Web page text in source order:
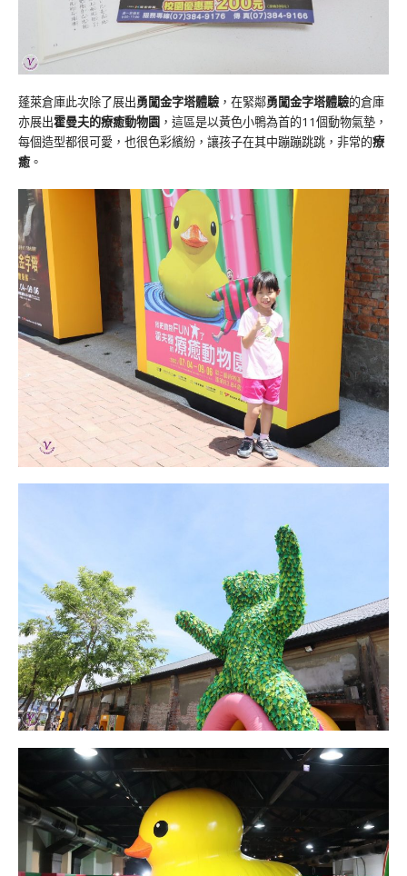
蓬萊倉庫此次除了展出勇闖金字塔體驗 ，在緊鄰勇闖金字塔體驗的倉庫
亦展出霍曼夫的療癒動物園 ，這區是以黃色小鴨為首的11個動物氣墊，
每個造型都很可愛，也很色彩繽紛，讓孩子在其中蹦蹦跳跳，非常的療
癒 。